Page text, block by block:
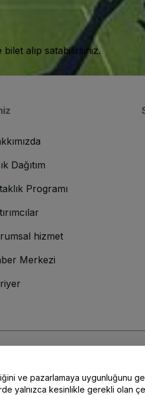
alıp satabilirsiniz.
Dağıtım
Programı
hizmet
Merkezi
ve pazarlamaya uygunluğunu
yalnızca kesinlikle gerekli olan